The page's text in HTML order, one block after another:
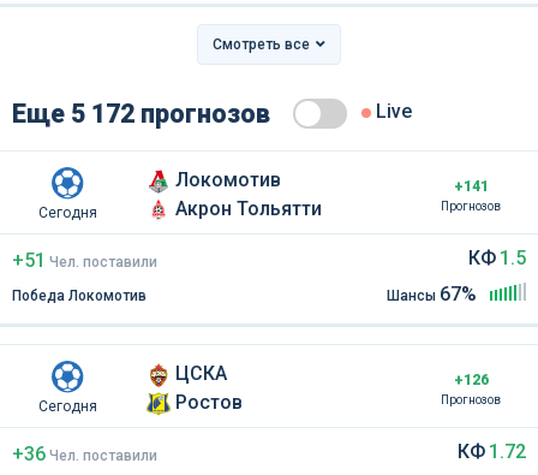
Смотреть все
Еще 5 172 прогнозов Live
Сегодня
Локомотив
Акрон Тольятти
+141
Прогнозов
+51 Чел. поставили
Победа Локомотив
КФ 1.5
Шансы 67%
Сегодня
ЦСКА
Ростов
+126
Прогнозов
+36 Чел. поставили
КФ 1.72